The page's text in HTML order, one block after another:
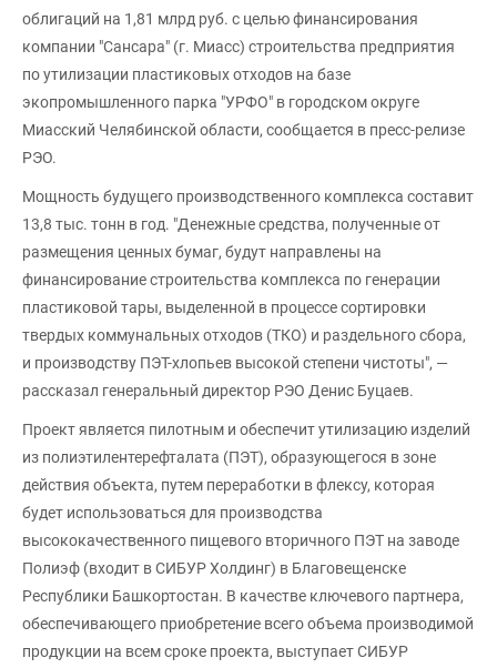
облигаций на 1,81 млрд руб. с целью финансирования
компании "Сансара" (г. Миасс) строительства предприятия
по утилизации пластиковых отходов на базе
экопромышленного парка "УРФО" в городском округе
Миасский Челябинской области, сообщается в пресс-релизе
РЭО.
Мощность будущего производственного комплекса составит
13,8 тыс. тонн в год. "Денежные средства, полученные от
размещения ценных бумаг, будут направлены на
финансирование строительства комплекса по генерации
пластиковой тары, выделенной в процессе сортировки
твердых коммунальных отходов (ТКО) и раздельного сбора,
и производству ПЭТ-хлопьев высокой степени чистоты", —
рассказал генеральный директор РЭО Денис Буцаев.
Проект является пилотным и обеспечит утилизацию изделий
из полиэтилентерефталата (ПЭТ), образующегося в зоне
действия объекта, путем переработки в флексу, которая
будет использоваться для производства
высококачественного пищевого вторичного ПЭТ на заводе
Полиэф (входит в СИБУР Холдинг) в Благовещенске
Республики Башкортостан. В качестве ключевого партнера,
обеспечивающего приобретение всего объема производимой
продукции на всем сроке проекта, выступает СИБУР